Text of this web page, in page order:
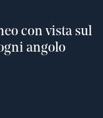
con vista sul
angolo